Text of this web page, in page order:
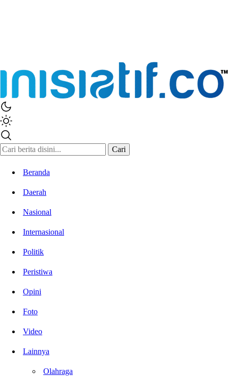
Inisiatif.co
Stay Connected Stay Informed
Cari
Beranda
Daerah
Nasional
Internasional
Politik
Peristiwa
Opini
Foto
Video
Lainnya
Olahraga